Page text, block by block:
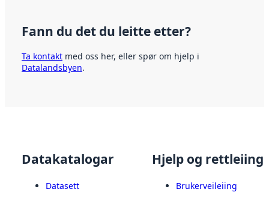
Fann du det du leitte etter?
Ta kontakt med oss her, eller spør om hjelp i
Datalandsbyen.
Datakatalogar
Datasett
Hjelp og rettleiing
Brukerveileiing